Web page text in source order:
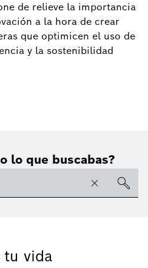
de relieve la importancia
a la hora de crear
que optimicen el uso de
y la sostenibilidad
lo que buscabas?
tu vida